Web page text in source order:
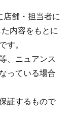
店舗・担当者に
内容をもとに
す。
、ニュアンス
っている場合
証するもので